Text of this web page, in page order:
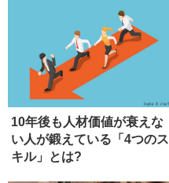
10年後も人材価値が衰えな
い人が鍛えている「4つのス
キル」とは?